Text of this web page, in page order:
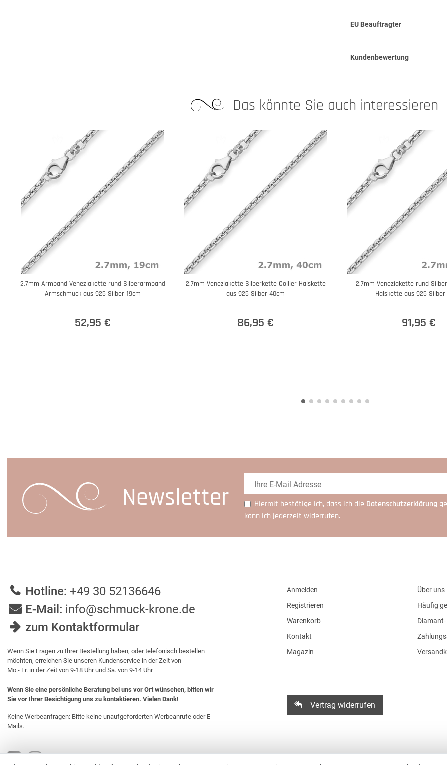
EU Beauftragter
Kundenbewertung
Das könnte Sie auch interessieren
2,7mm Armband Veneziakette rund Silberarmband
Armschmuck aus 925 Silber 19cm
52,95 €
2,7mm Veneziakette Silberkette Collier Halskette
aus 925 Silber 40cm
86,95 €
2,7mm Veneziakette rund
Halskette aus 925 Silber
91,95 €
Newsletter Hiermit bestätige ich, dass ich die Daten­schutz­erklärung
kann ich jederzeit widerrufen.
Hotline: +49 30 52136646
E-Mail: info@schmuck-krone.de
zum Kontaktformular
Wenn Sie Fragen zu Ihrer Bestellung haben, oder telefonisch bestellen
möchten, erreichen Sie unseren Kundenservice in der Zeit von
Mo.- Fr. in der Zeit von 9-18 Uhr und Sa. von 9-14 Uhr
Wenn Sie eine persönliche Beratung bei uns vor Ort wünschen, bitten wir
Sie vor Ihrer Besichtigung uns zu kontaktieren. Vielen Dank!
Keine Werbeanfragen: Bitte keine unaufgeforderten Werbeanrufe oder E-
Mails.
Anmelden
Registrieren
Warenkorb
Kontakt
Magazin
Über uns
Häufig
Vertrag widerrufen